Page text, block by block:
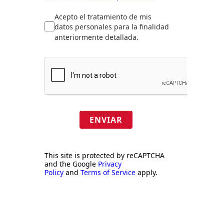
Acepto el tratamiento de mis
datos personales para la finalidad
anteriormente detallada.
ENVIAR
This site is protected by reCAPTCHA
and the Google Privacy
Policy and Terms of Service apply.